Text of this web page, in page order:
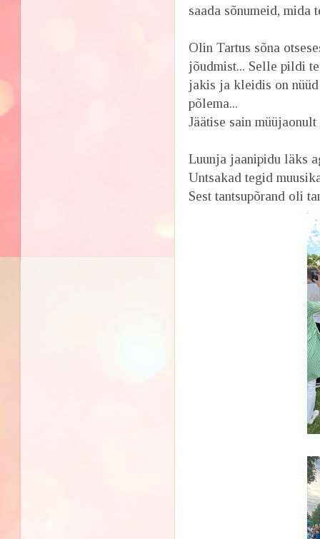
saada sõnumeid,
Olin Tartus sõna
jõudmist... Selle pildi
jakis ja kleidis on
põlema...
Jäätise sain
Luunja jaanipidu läks
Untsakad tegid
Sest tantsupõrand oli